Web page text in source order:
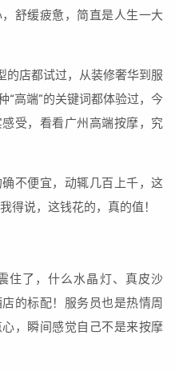
舒缓疲惫，简直是人生一大
的店都试过，从装修奢华到服
“高端”的关键词都体验过，今
受，看看广州高端按摩，究
不便宜，动辄几百上千，这
得说，这钱花的，真的值！
住了，什么水晶灯、真皮沙
的标配！服务员也是热情周
，瞬间感觉自己不是来按摩